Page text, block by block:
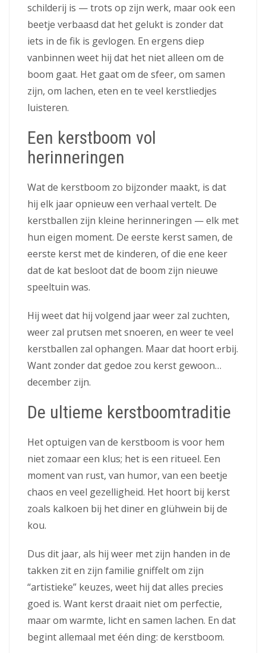
schilderij is — trots op zijn werk, maar ook een
beetje verbaasd dat het gelukt is zonder dat
iets in de fik is gevlogen. En ergens diep
vanbinnen weet hij dat het niet alleen om de
boom gaat. Het gaat om de sfeer, om samen
zijn, om lachen, eten en te veel kerstliedjes
luisteren.
Een kerstboom vol
herinneringen
Wat de kerstboom zo bijzonder maakt, is dat
hij elk jaar opnieuw een verhaal vertelt. De
kerstballen zijn kleine herinneringen — elk met
hun eigen moment. De eerste kerst samen, de
eerste kerst met de kinderen, of die ene keer
dat de kat besloot dat de boom zijn nieuwe
speeltuin was.
Hij weet dat hij volgend jaar weer zal zuchten,
weer zal prutsen met snoeren, en weer te veel
kerstballen zal ophangen. Maar dat hoort erbij.
Want zonder dat gedoe zou kerst gewoon…
december zijn.
De ultieme kerstboomtraditie
Het optuigen van de kerstboom is voor hem
niet zomaar een klus; het is een ritueel. Een
moment van rust, van humor, van een beetje
chaos en veel gezelligheid. Het hoort bij kerst
zoals kalkoen bij het diner en glühwein bij de
kou.
Dus dit jaar, als hij weer met zijn handen in de
takken zit en zijn familie gniffelt om zijn
“artistieke” keuzes, weet hij dat alles precies
goed is. Want kerst draait niet om perfectie,
maar om warmte, licht en samen lachen. En dat
begint allemaal met één ding: de kerstboom.